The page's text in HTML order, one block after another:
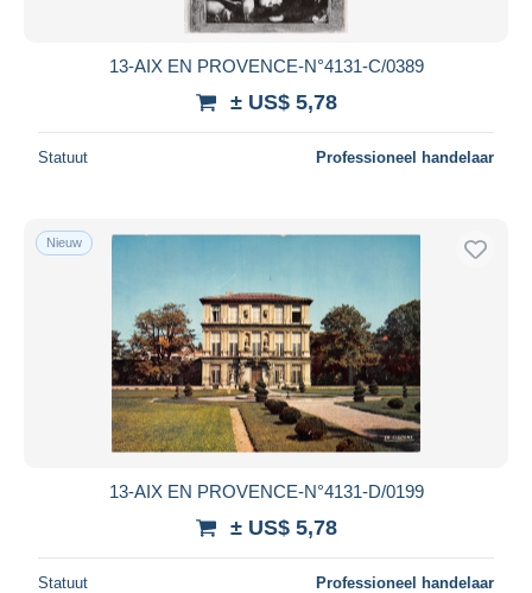
13-AIX EN PROVENCE-N°4131-C/0389
± US$ 5,78
Statuut Professioneel handelaar
Nieuw
13-AIX EN PROVENCE-N°4131-D/0199
± US$ 5,78
Statuut Professioneel handelaar